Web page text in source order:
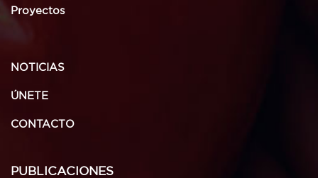
Proyectos
NOTICIAS
ÚNETE
CONTACTO
PUBLICACIONES